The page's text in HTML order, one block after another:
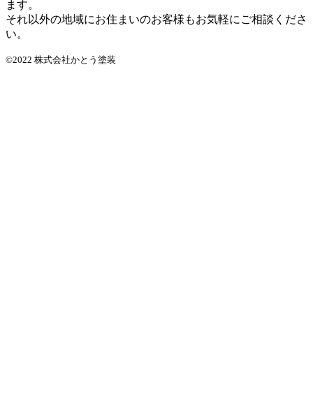
ます。
それ以外の地域にお住まいのお客様もお気軽にご相談くださ
い。
©2022 株式会社かとう塗装